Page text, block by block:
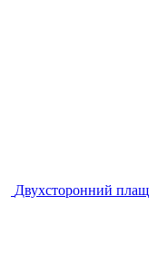
Двухсторонний плащ